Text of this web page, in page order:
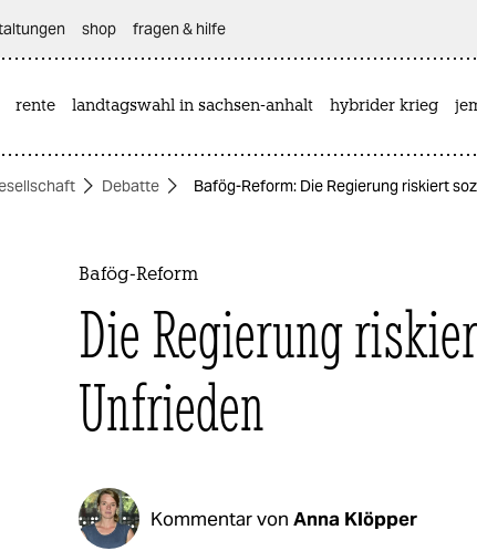
shop fragen & hilfe
rente landtagswahl in sachsen-anhalt hybrider krieg
Debatte Bafög-Reform: Die Regierung riskiert
Bafög-Reform
Die Regierung
Unfrieden
Kommentar von Anna Klöpper